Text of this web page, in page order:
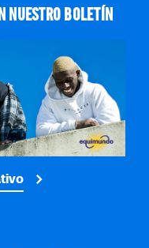
NUESTRO BOLETÍN